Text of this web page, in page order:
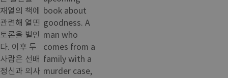
재열의 책에
관련해 열띤
토론을 벌인
다. 이후 두
사람은 선배
정신과 의사
book about
goodness. A
man who
comes from a
family with a
murder case,